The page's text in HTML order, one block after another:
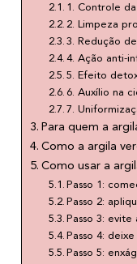
1. Controle
2. Limpeza
3. Redução
4. Ação anti-
5. Efeito
6. Auxílio na
7.
Para quem a
Como a argila
Como usar a
Passo 1:
Passo 2:
Passo 3:
Passo 4:
Passo 5: